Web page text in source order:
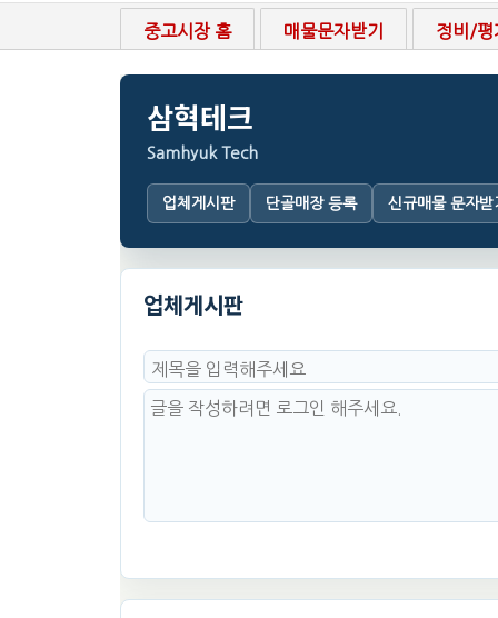
중고시장 홈 매물문자받기 정비/평
삼혁테크
Samhyuk Tech
업체게시판 단골매장 등록 신규매물 문자받
업체게시판